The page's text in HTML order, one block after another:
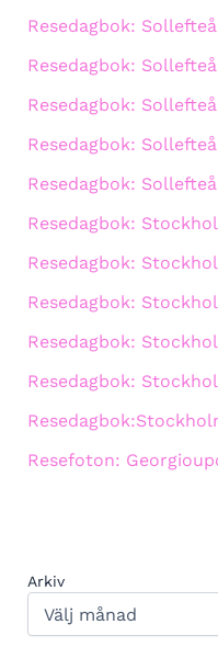
Resedagbok: Sollefteå
Resedagbok: Sollefteå
Resedagbok: Sollefteå
Resedagbok:
Resedagbok:
Resedagbok:
Resedagbok:
Resedagbok:
Resedagbok:
Resedagbok:
Resefoton:
Arkiv